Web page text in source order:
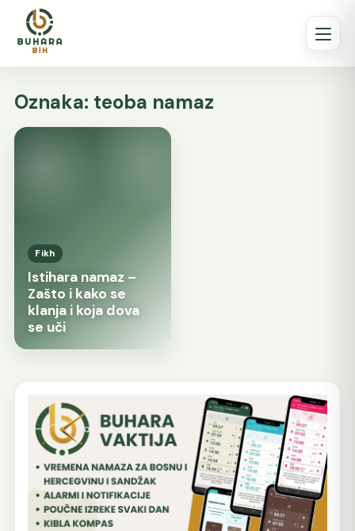
Oznaka: teoba namaz
Fikh
Istihara namaz –
Zašto i kako se
klanja i koja dova
se uči